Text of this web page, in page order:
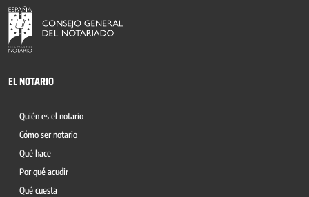
EL NOTARIO
Quién es el notario
Cómo ser notario
Qué hace
Por qué acudir
Qué cuesta